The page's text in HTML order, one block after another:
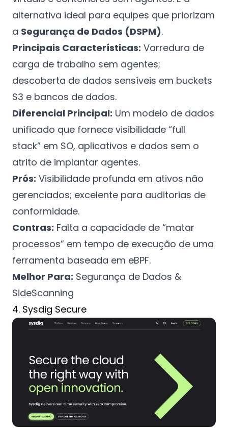
alternativa ideal para equipes que priorizam
a Segurança de Dados (DSPM).
Principais Características: Varredura de
carga de trabalho sem agentes;
descoberta de dados sensíveis em buckets
S3 e bancos de dados.
Diferencial Principal: Um modelo de dados
unificado que fornece visibilidade “full
stack” em SO, aplicativos e dados sem o
atrito de implantar agentes.
Prós: Visibilidade profunda em ativos não
gerenciados; excelente para auditorias de
conformidade.
Contras: Falta a capacidade de “matar
processos” em tempo de execução de uma
ferramenta baseada em eBPF.
Melhor Para: Segurança de Dados &
SideScanning
4. Sysdig Secure